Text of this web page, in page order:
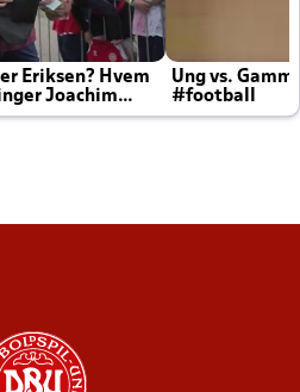
Eriksen? Hvem
Joachim
Ung vs.
#football